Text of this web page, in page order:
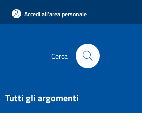
Accedi all'area personale
Cerca
Tutti gli argomenti